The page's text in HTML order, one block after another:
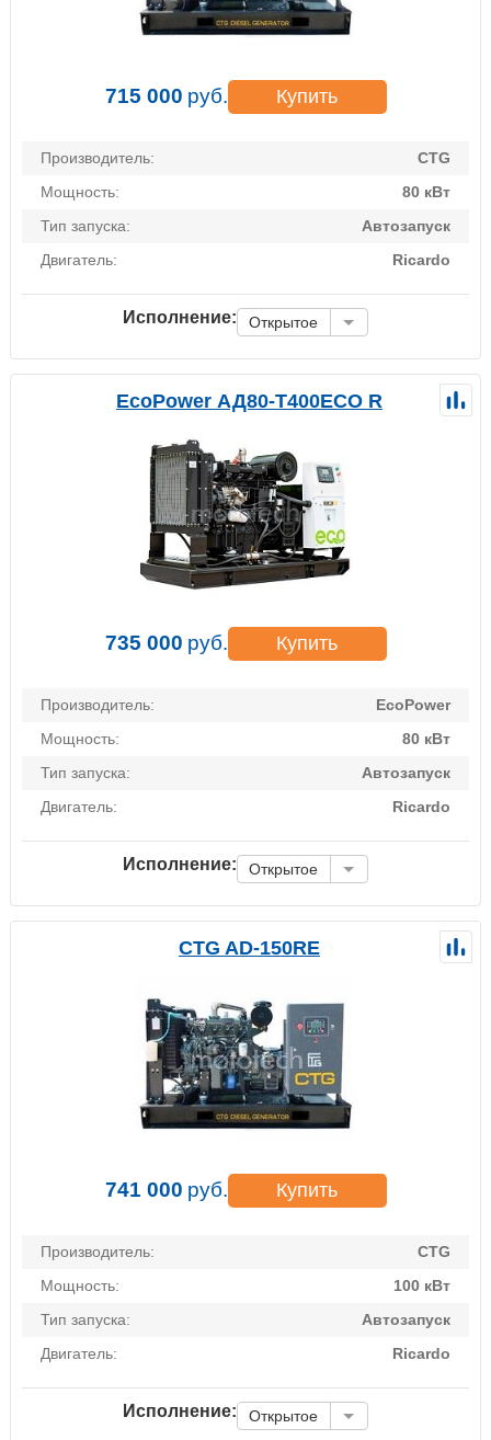
715 000 руб. Купить
Производитель:
CTG
Мощность:
80 кВт
Тип запуска:
Автозапуск
Двигатель:
Ricardo
Исполнение: Открытое
EcoPower АД80-T400ECO R
735 000 руб. Купить
Производитель:
EcoPower
Мощность:
80 кВт
Тип запуска:
Автозапуск
Двигатель:
Ricardo
Исполнение: Открытое
CTG AD-150RE
741 000 руб. Купить
Производитель:
CTG
Мощность:
100 кВт
Тип запуска:
Автозапуск
Двигатель:
Ricardo
Исполнение: Открытое